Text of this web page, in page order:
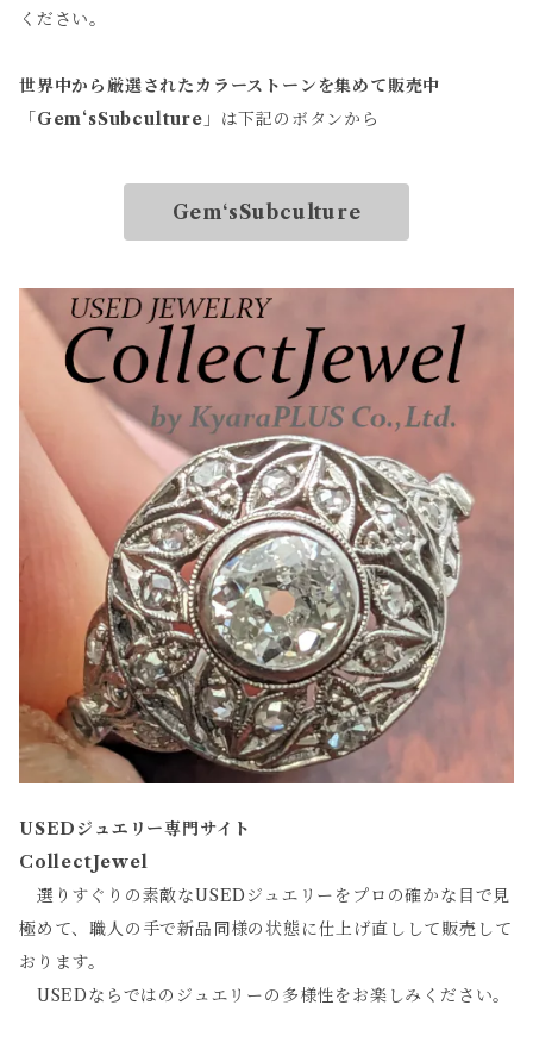
ください。
世界中から厳選されたカラーストーンを集めて販売中
「Gem‘sSubculture 」は下記のボタンから
Gem‘sSubculture
USEDジュエリー専門サイト
CollectJewel
選りすぐりの素敵なUSEDジュエリーをプロの確かな目で見
極めて、職人の手で新品同様の状態に仕上げ直しして販売して
おります。
USEDならではのジュエリーの多様性をお楽しみください。